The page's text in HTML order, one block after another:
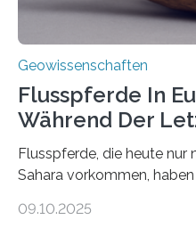
Geowissenschaften
Flusspferde In
Während Der
Flusspferde, die heute nur
Sahara vorkommen,
Knochenfunden zeigen,
09.10.2025